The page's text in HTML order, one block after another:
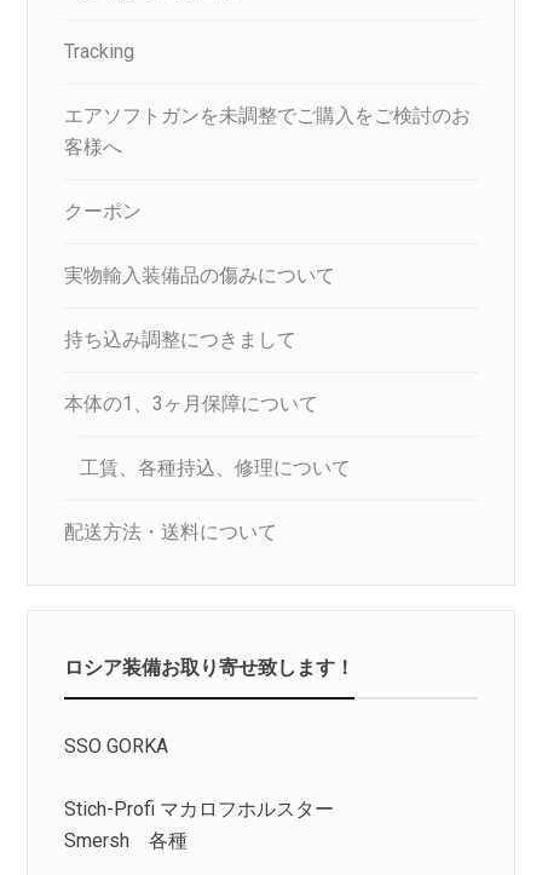
Tracking
エアソフトガンを未調整でご購入をご検討のお
客様へ
クーポン
実物輸入装備品の傷みについて
持ち込み調整につきまして
本体の1、3ヶ月保障について
工賃、各種持込、修理について
配送方法・送料について
ロシア装備お取り寄せ致します！
SSO GORKA
Stich-Profi マカロフホルスター
Smersh 各種